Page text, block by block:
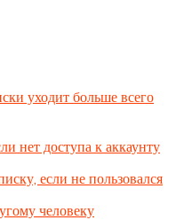
уходит больше всего
нет доступа к аккаунту
если не пользовался
человеку